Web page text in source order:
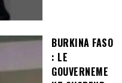
BURKINA FASO
: LE
GOUVERNEME